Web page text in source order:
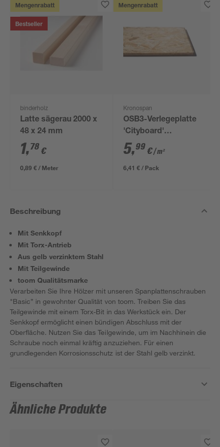
Mengenrabatt
Bestseller
binderholz
Latte sägerau 2000 x
48 x 24 mm
1,78 €
0,89 € / Meter
Mengenrabatt
Kronospan
OSB3-Verlegeplatte
'Cityboard'
ungeschliffen 1690 x
634 x 12 mm
5,99 €/ m²
6,41 € / Pack
Beschreibung
Mit Senkkopf
Mit Torx-Antrieb
Aus gelb verzinktem Stahl
Mit Teilgewinde
toom Qualitätsmarke
Verarbeiten Sie Ihre Hölzer mit unseren Spanplattenschrauben
"Basic” in gewohnter Qualität von toom. Treiben Sie das
Teilgewinde mit einem Torx-Bit in das Werkstück ein. Der
Senkkopf ermöglicht einen bündigen Abschluss mit der
Oberfläche. Nutzen Sie das Teilgewinde, um im Nachhinein die
Schraube noch einmal kräftig anzuziehen. Für einen
grundlegenden Korrosionsschutz ist der Stahl gelb verzinkt.
Eigenschaften
Ähnliche Produkte